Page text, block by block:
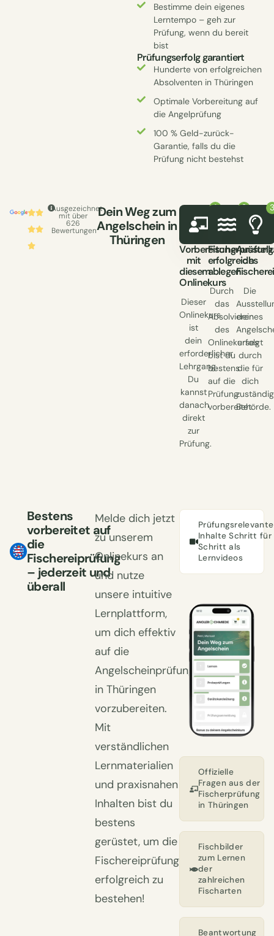
Bestimme dein eigenes
Lerntempo – geh zur
Prüfung, wenn du bereit
bist
Prüfungserfolg garantiert
Hunderte von erfolgreichen
Absolventen in Thüringen
Optimale Vorbereitung auf
die Angelprüfung
100 % Geld-zurück-
Garantie, falls du die
Prüfung nicht bestehst
Ausgezeichnet
mit über
626
Bewertungen
Dein Weg zum
Angelschein in
Thüringen
Vorbereitung
mit
diesem
Onlinekurs
Dieser
Onlinekurs
ist
dein
erforderlicher
Lehrgang.
Du
kannst
danach
direkt
zur
Prüfung.
Fischerprüfung
erfolgreich
ablegen
Durch
das
Absolvieren
des
Onlinekurses
bist du
bestens
auf die
Prüfung
vorbereitet.
des
Die
deines
erfolgt
durch
die für
dich
Behörde.
Bestens
vorbereitet auf
die
Fischereiprüfung
– jederzeit und
überall
Melde dich jetzt
zu unserem
Onlinekurs an
und nutze
unsere intuitive
Lernplattform,
um dich effektiv
auf die
Angelscheinprüfung
in Thüringen
vorzubereiten.
Mit
verständlichen
Lernmaterialien
und praxisnahen
Inhalten bist du
bestens
gerüstet, um die
Fischereiprüfung
erfolgreich zu
bestehen!
Prüfungsrelevante
Inhalte Schritt für
Schritt als
Lernvideos
Offizielle
Fragen aus der
Fischerprüfung
in Thüringen
Fischbilder
zum Lernen
der
zahlreichen
Fischarten
Beantwortung